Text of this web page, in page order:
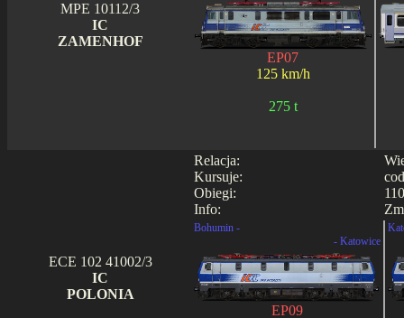
MPE 10112/3
IC
ZAMENHOF
EP07
125 km/h
275 t
Relacja:
Kursuje:
Obiegi:
Info:
ECE 102 41002/3
IC
POLONIA
Bohumin -
- Katowice
EP09